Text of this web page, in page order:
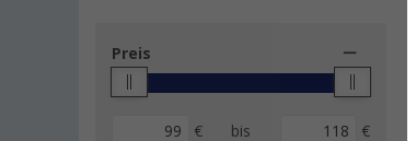
Preis
€ bis €